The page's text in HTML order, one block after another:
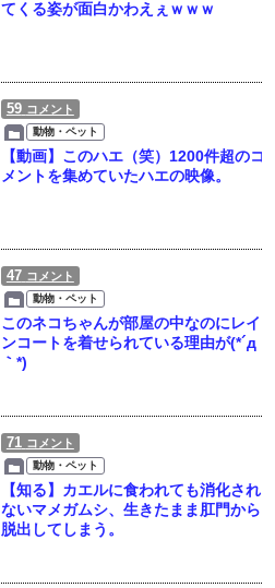
てくる姿が面白かわえぇｗｗｗ
59 コメント
動物・ペット
【動画】このハエ（笑）1200件超のコ
メントを集めていたハエの映像。
47 コメント
動物・ペット
このネコちゃんが部屋の中なのにレイ
ンコートを着せられている理由が(*´д
｀*)
71 コメント
動物・ペット
【知る】カエルに食われても消化され
ないマメガムシ、生きたまま肛門から
脱出してしまう。